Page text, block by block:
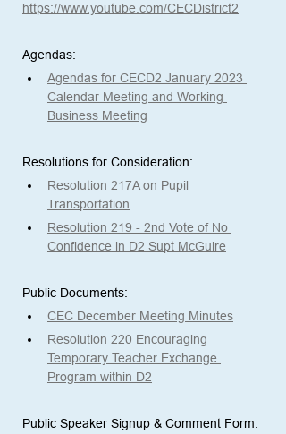
https://www.youtube.com/CECDistrict2
Agendas:
Agendas for CECD2 January 2023
Calendar Meeting and Working
Business Meeting
Resolutions for Consideration:
Resolution 217A on Pupil
Transportation
Resolution 219 - 2nd Vote of No
Confidence in D2 Supt McGuire
Public Documents:
CEC December Meeting Minutes
Resolution 220 Encouraging
Temporary Teacher Exchange
Program within D2
Public Speaker Signup & Comment Form: